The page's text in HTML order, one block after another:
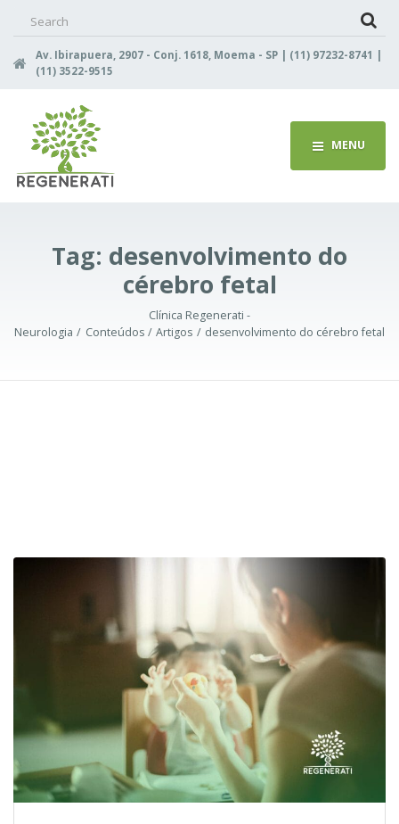
Av. Ibirapuera, 2907 - Conj. 1618, Moema - SP | (11) 97232-8741 |
(11) 3522-9515
MENU
Tag: desenvolvimento do
cérebro fetal
Clínica Regenerati -
Neurologia
Conteúdos Artigos desenvolvimento do cérebro fetal